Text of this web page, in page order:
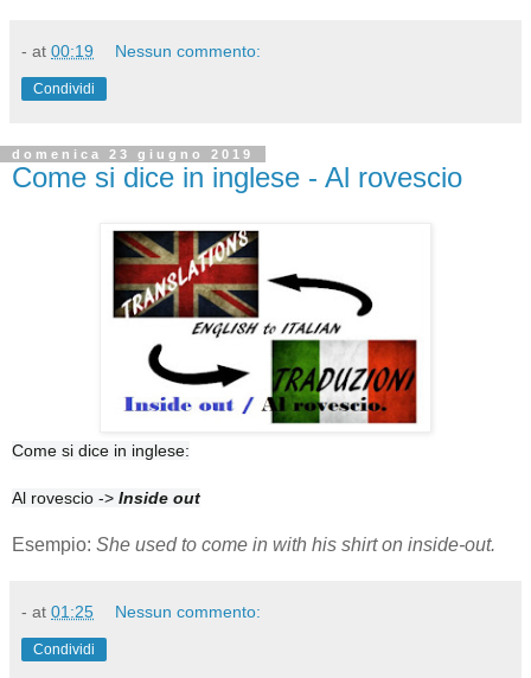
- at 00:19 Nessun commento:
Condividi
domenica 23 giugno 2019
Come si dice in inglese - Al rovescio
Come si dice in inglese:
Al rovescio -> Inside out
Esempio: She used to come in with his shirt on inside-out.
- at 01:25 Nessun commento:
Condividi